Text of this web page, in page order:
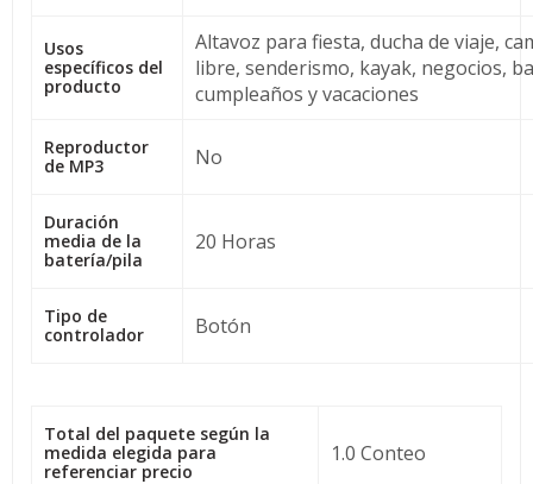
Usos
específicos del
producto
Altavoz para fiesta, ducha de viaje,
libre, senderismo, kayak, negocios,
cumpleaños y vacaciones
Reproductor
de MP3
No
Duración
media de la
batería/pila
20 Horas
Tipo de
controlador
Botón
Total del paquete según la
medida elegida para
referenciar precio
1.0 Conteo